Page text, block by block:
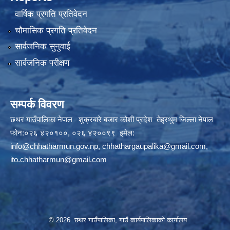
वार्षिक प्रगति प्रतिवेदन
चौमासिक प्रगति प्रतिवेदन
सार्वजनिक सुनुवाई
सार्वजनिक परीक्षण
सम्पर्क विवरण
छथर गाउँपालिका नेपाल शुक्रबारे बजार कोशी प्रदेश तेह्रथुम जिल्ला नेपाल
फोन:०२६ ४२०१००, ०२६ ४२००९९ इमेल:
info@chhatharmun.gov.np, chhathargaupalika@gmail.com,
ito.chhatharmun@gmail.com
© 2026 छथर गाउँपालिका, गाउँ कार्यपालिकाको कार्यालय